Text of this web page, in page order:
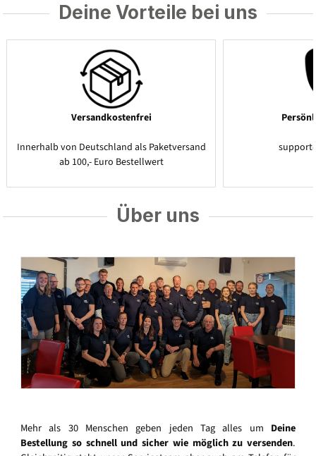
Deine Vorteile bei uns
Versandkostenfrei
Innerhalb von Deutschland als Paketversand
ab 100,- Euro Bestellwert
Über uns
Mehr als 30 Menschen geben jeden Tag alles um Deine
Bestellung so schnell und sicher wie möglich zu versenden.